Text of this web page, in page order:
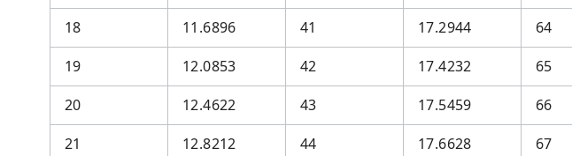
18
11.6896 41 17.2944 64
19
12.0853 42 17.4232 65
20
12.4622 43 17.5459 66
21
12.8212 44 17.6628 67